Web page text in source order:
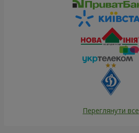
Переглянути все